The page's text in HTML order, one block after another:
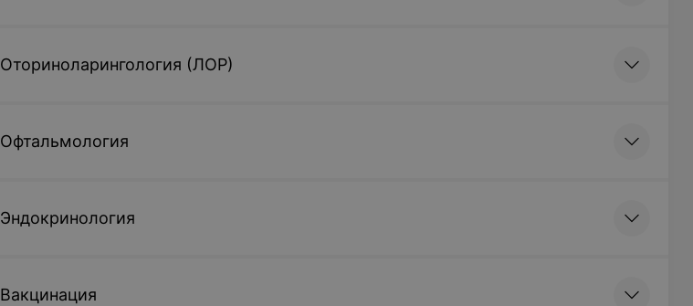
Оториноларингология (ЛОР)
Офтальмология
Эндокринология
Вакцинация